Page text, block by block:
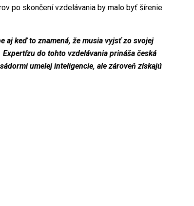
po skončení vzdelávania by malo byť šírenie
aj keď to znamená, že musia vyjsť zo svojej
do tohto vzdelávania prináša česká
umelej inteligencie, ale zároveň získajú